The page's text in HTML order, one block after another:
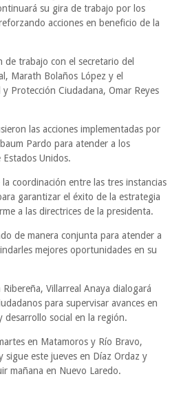
su gira de trabajo por los
acciones en beneficio de la
trabajo con el secretario del
Marath Bolaños López y el
Protección Ciudadana, Omar Reyes
las acciones implementadas por
Pardo para atender a los
Unidos.
coordinación entre las tres instancias
garantizar el éxito de la estrategia
a las directrices de la presidenta.
de manera conjunta para atender a
mejores oportunidades en su
Villarreal Anaya dialogará
para supervisar avances en
social en la región.
en Matamoros y Río Bravo,
sigue este jueves en Díaz Ordaz y
mañana en Nuevo Laredo.